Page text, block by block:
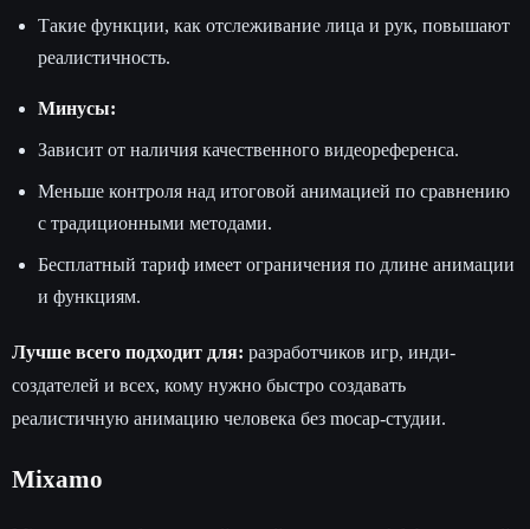
Такие функции, как отслеживание лица и рук, повышают
реалистичность.
Минусы:
Зависит от наличия качественного видеореференса.
Меньше контроля над итоговой анимацией по сравнению
с традиционными методами.
Бесплатный тариф имеет ограничения по длине анимации
и функциям.
Лучше всего подходит для: разработчиков игр, инди-
создателей и всех, кому нужно быстро создавать
реалистичную анимацию человека без mocap-студии.
Mixamo